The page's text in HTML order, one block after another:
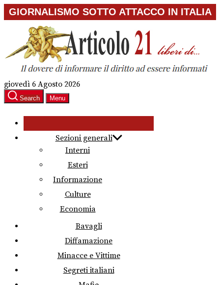
Skip
to
content
GIORNALISMO SOTTO ATTACCO IN ITALIA
giovedì 6 Agosto 2026
Search Menu
Sezioni generali
Interni
Esteri
Informazione
Culture
Economia
Bavagli
Diffamazione
Minacce e Vittime
Segreti italiani